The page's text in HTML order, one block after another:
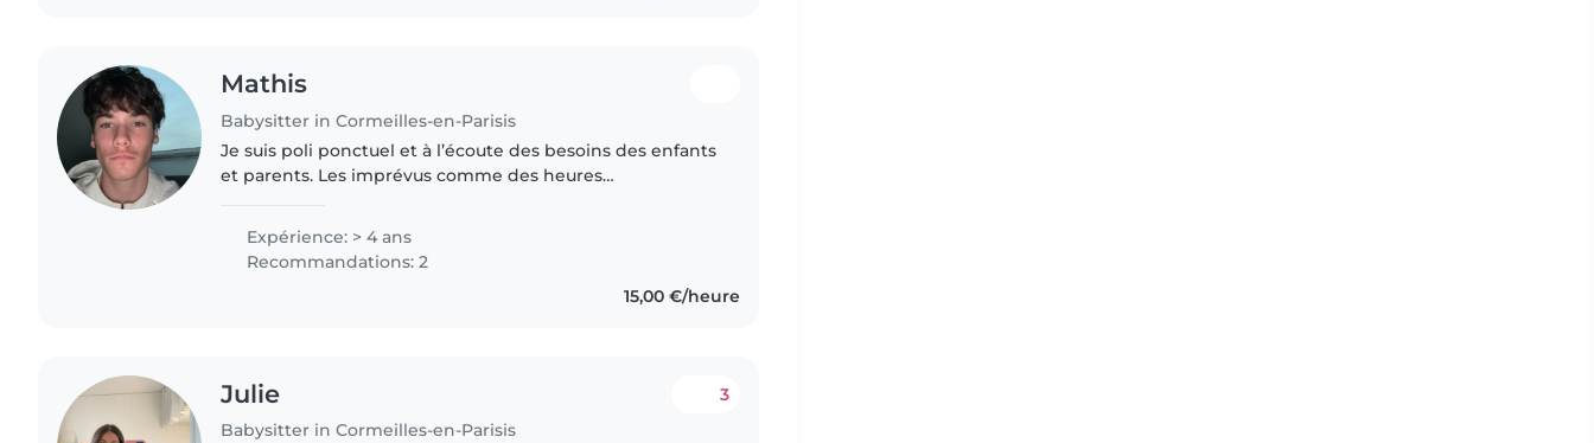
Mathis
Babysitter in Cormeilles-en-Parisis
Je suis poli ponctuel et à l’écoute des besoins des enfants
et parents. Les imprévus comme des heures
Expérience: > 4 ans
Recommandations: 2
15,00 €/heure
Julie
Babysitter in Cormeilles-en-Parisis
3